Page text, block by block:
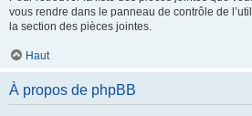
vous rendre dans le panneau de contrôle de
la section des pièces jointes.
Haut
À propos de phpBB